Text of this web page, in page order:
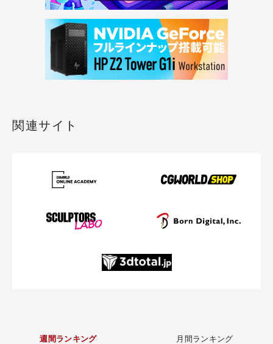
関連サイト
週間ランキング 月間ランキング